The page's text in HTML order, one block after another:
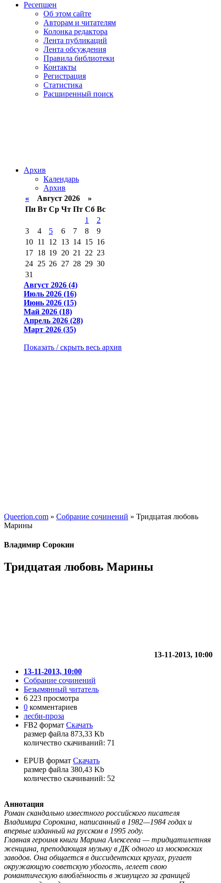
Ресепшен
Об этом сайте
Авторам и читателям
Колонка редактора
Лента публикаций
Лента обсуждения
Правила библиотеки
Контакты
Регистрация
Статистика
Расширенный поиск
Архив
Календарь
Архив
« Август 2026 »
Пн Вт Ср Чт Пт Сб Вс
1
2
3
4 5 6 7 8
9
10 11 12 13 14 15 16
17 18 19 20 21 22 23
24 25 26 27 28 29 30
31
Август 2026 (4)
Июль 2026 (16)
Июнь 2026 (15)
Май 2026 (18)
Апрель 2026 (28)
Март 2026 (35)
Показать / скрыть весь архив
Queerion.com » Собрание сочинений » Тридцатая любовь
Марины
Владимир Сорокин
Тридцатая любовь Марины
13-11-2013, 10:00
13-11-2013, 10:00
Собрание сочинений
Безымянный читатель
6 223 просмотра
0 комментариев
лесби-проза
FB2 формат Скачать
размер файла 873,33 Kb
количество cкачиваний: 71
EPUB формат Скачать
размер файла 380,43 Kb
количество cкачиваний: 52
Аннотация
Роман скандально известного российского писателя
Владимира Сорокина, написанный в 1982—1984 годах и
впервые изданный на русском в 1995 году.
Главная героиня книги Марина Алексеева — тридцатилетняя
женщина, преподающая музыку в ДК одного из московских
заводов. Она общается в диссидентских кругах, ругает
окружающую советскую убогость, лелеет свою
романтическую влюблённость в живущего за границей